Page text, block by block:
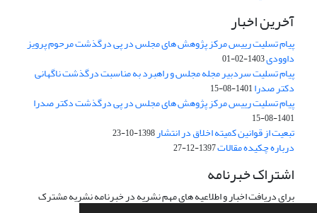
آخرین اخبار
پیام تسلیت رییس مرکز پژوهش های مجلس در پی درگذشت مرحوم پرویز
داوودی1403-02-01
پیام تسلیت سردبیر مجله مجلس و راهبرد به مناسبت درگذشت ناگهانی
دکتر صدرا1401-08-15
پیام تسلیت رییس مرکز پژوهش های مجلس در پی درگذشت دکتر صدرا
1401-08-15
تبعیت از قوانین کمیته اخلاق در انتشار1398-10-23
درباره چکیده مقالات1397-12-27
اشتراک خبرنامه
برای دریافت اخبار و اطلاعیه های مهم نشریه در خبرنامه نشریه مشترک